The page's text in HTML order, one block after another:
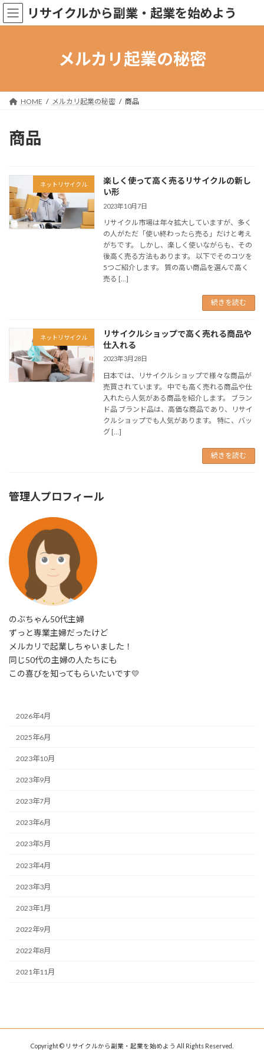
コ
ン
ナ
ビ
リサイクルから副業・起業を始めよう
メルカリ起業の秘密
HOME メルカリ起業の秘密 商品
商品
ネットリサイクル
楽しく使って高く売るリサイクルの新し
い形
2023年10月7日
リサイクル市場は年々拡大していますが、多く
の人がただ「使い終わったら売る」だけと考え
がちです。 しかし、楽しく使いながらも、その
後高く売る方法もあります。 以下でそのコツを
5つご紹介します。 質の高い商品を選んで高く
売る […]
続きを読む
ネットリサイクル
リサイクルショップで高く売れる商品や
仕入れる
2023年3月28日
日本では、リサイクルショップで様々な商品が
売買されています。 中でも高く売れる商品や仕
入れたら人気がある商品を紹介します。 ブラン
ド品 ブランド品は、高価な商品であり、リサイ
クルショップでも人気があります。 特に、バッ
グ […]
続きを読む
管理人プロフィール
のぶちゃん50代主婦
ずっと専業主婦だったけど
メルカリで起業しちゃいました！
同じ50代の主婦の人たちにも
この喜びを知ってもらいたいです💛
2026年4月
2025年6月
2023年10月
2023年9月
2023年7月
2023年6月
2023年5月
2023年4月
2023年3月
2023年1月
2022年9月
2022年8月
2021年11月
Copyright © リサイクルから副業・起業を始めよう All Rights Reserved.